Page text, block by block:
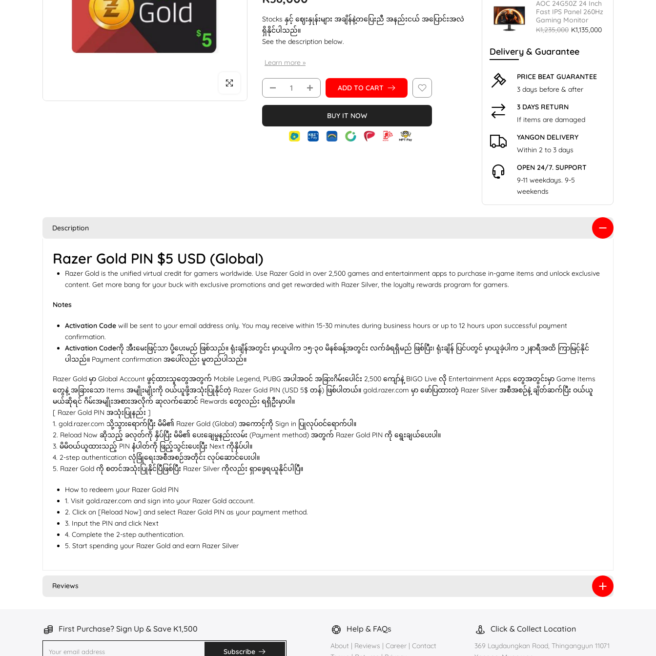
Click to enlarge
Stocks နှင့် ဈေးနှုန်းများ အချိန်နဲ့တပြေးညီ အနည်းငယ် အပြောင်းအလဲ
ရှိနိုင်ပါသည်။
See the description below.
Learn more »
ADD TO CART
BUY IT NOW
AOC 24G50Z 24 Inch
Fast IPS Panel 260Hz
Gaming Monitor
K1,235,000 K1,135,000
Delivery & Guarantee
PRICE BEAT GUARANTEE
3 days before & after
3 DAYS RETURN
If items are damaged
YANGON DELIVERY
Within 2 to 3 days
OPEN 24/7. SUPPORT
9-11 weekdays. 9-5
weekends
Description
Razer Gold PIN $5 USD (Global)
Razer Gold is the unified virtual credit for gamers worldwide. Use Razer Gold in over 2,500 games and entertainment apps to purchase in-game items and unlock exclusive
content. Get more bang for your buck with exclusive promotions and get rewarded with Razer Silver, the loyalty rewards program for gamers.
Notes
Activation Code will be sent to your email address only. You may receive within 15-30 minutes during business hours or up to 12 hours upon successful payment
confirmation.
Activation Codeကို အီးမေးဖြင့်သာ ပို့ပေးမည် ဖြစ်သည်။ ရုံးချိန်အတွင်း မှာယူပါက ၁၅-၃၀ မိနစ်ခန့်အတွင်း လက်ခံရရှိမည် ဖြစ်ပြီး၊ ရုံးချိန် ပြင်ပတွင် မှာယူခဲ့ပါက ၁၂နာရီအထိ ကြာမြင့်နိုင်
ပါသည်။ Payment confirmation အပေါ်လည်း မူတည်ပါသည်။
Razer Gold မှာ Global Account ဖွင့်ထားသူတွေအတွက် Mobile Legend, PUBG အပါအဝင် အခြားဂိမ်းပေါင်း 2,500 ကျော်နဲ့ BIGO Live လို Entertainment Apps တွေအတွင်းမှာ Game Items
တွေနဲ့ အခြားသော Items အမျိုးမျိုးကို ဝယ်ယူဖို့အသုံးပြုနိုင်တဲ့ Razer Gold PIN (USD 5$ တန်) ဖြစ်ပါတယ်။ gold.razer.com မှာ ဖော်ပြထားတဲ့ Razer Silver အစီအစဉ်နဲ့ ချိတ်ဆက်ပြီး ဝယ်ယူ
မယ်ဆိုရင် ဂိမ်းအမျိုးအစားအလိုက် ဆုလက်ဆောင် Rewards တွေလည်း ရရှိဦးမှာပါ။
[ Razer Gold PIN အသုံးပြုနည်း ]
1. gold.razer.com သို့သွားရောက်ပြီး မိမိ၏ Razer Gold (Global) အကောင့်ကို Sign in ပြုလုပ်ဝင်ရောက်ပါ။
2. Reload Now ဆိုသည့် ခလုတ်ကို နှိပ်ပြီး မိမိ၏ ပေးချေမှုနည်းလမ်း (Payment method) အတွက် Razer Gold PIN ကို ရွေးချယ်ပေးပါ။
3. မိမိဝယ်ယူထားသည့် PIN နံပါတ်ကို ဖြည့်သွင်းပေးပြီး Next ကိုနှိပ်ပါ။
4. 2-step authentication လုံခြုံရေးအစီအစဉ်အတိုင်း လုပ်ဆောင်ပေးပါ။
5. Razer Gold ကို စတင်အသုံးပြုနိုင်ပြီဖြစ်ပြီး Razer Silver ကိုလည်း ရှာဖွေရယူနိုင်ပါပြီ။
How to redeem your Razer Gold PIN
1. Visit gold.razer.com and sign into your Razer Gold account.
2. Click on [Reload Now] and select Razer Gold PIN as your payment method.
3. Input the PIN and click Next
4. Complete the 2-step authentication.
5. Start spending your Razer Gold and earn Razer Silver
Reviews
First Purchase? Sign Up & Save K1,500
Subscribe
Help & FAQs
About | Reviews | Career | Contact
Click & Collect Location
369 Laydaungkan Road, Thingangyun 11071